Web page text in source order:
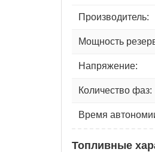
Производитель:
Мощность
Напряжение:
Количество фаз:
Время
Топливные